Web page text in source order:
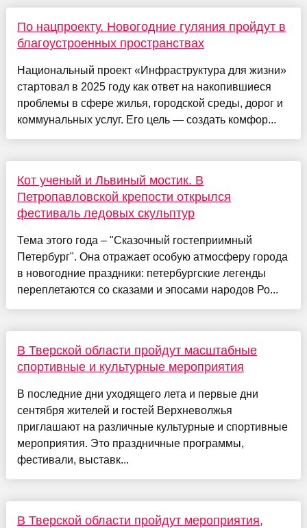
По нацпроекту. Новогодние гуляния пройдут в
благоустроенных пространствах
Национальный проект «Инфраструктура для жизни»
стартовал в 2025 году как ответ на накопившиеся
проблемы в сфере жилья, городской среды, дорог и
коммунальных услуг. Его цель — создать комфор...
Кот ученый и Львиный мостик. В
Петропавловской крепости открылся
фестиваль ледовых скульптур
Тема этого года – "Сказочный гостеприимный
Петербург". Она отражает особую атмосферу города
в новогодние праздники: петербургские легенды
переплетаются со сказами и эпосами народов Ро...
В Тверской области пройдут масштабные
спортивные и культурные мероприятия
В последние дни уходящего лета и первые дни
сентября жителей и гостей Верхневолжья
приглашают на различные культурные и спортивные
мероприятия. Это праздничные программы,
фестивали, выставк...
В Тверской области пройдут мероприятия,